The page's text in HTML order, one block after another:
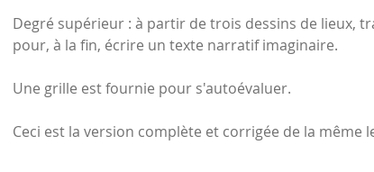
Degré supérieur : à partir de trois dessins de lieux,
pour, à la fin, écrire un texte narratif imaginaire.
Une grille est fournie pour s'autoévaluer.
Ceci est la version complète et corrigée de la même